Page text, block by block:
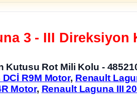
3 - III Direksiyon
Kutusu Rot Mili Kolu -
R9M Motor, Renault
Motor, Renault Laguna III